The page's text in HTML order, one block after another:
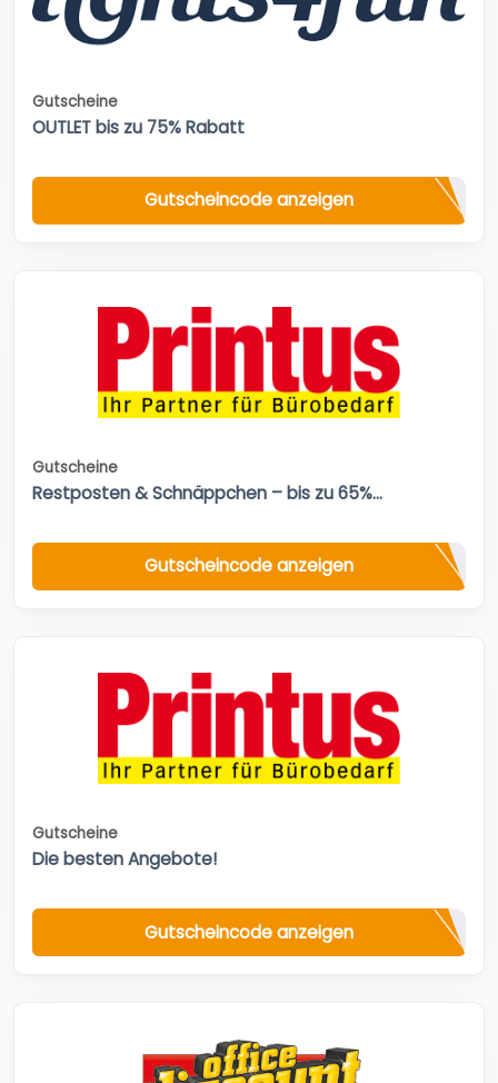
Gutscheine
OUTLET bis zu 75% Rabatt
Gutscheincode anzeigen
Gutscheine
Restposten & Schnäppchen – bis zu 65%...
Gutscheincode anzeigen
Gutscheine
Die besten Angebote!
Gutscheincode anzeigen